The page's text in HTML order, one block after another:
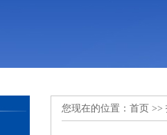
您现在的位置： 首页 >>